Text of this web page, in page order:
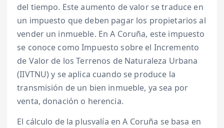
del tiempo. Este aumento de valor se traduce en
un impuesto que deben pagar los propietarios al
vender un inmueble. En A Coruña, este impuesto
se conoce como Impuesto sobre el Incremento
de Valor de los Terrenos de Naturaleza Urbana
(IIVTNU) y se aplica cuando se produce la
transmisión de un bien inmueble, ya sea por
venta, donación o herencia.
El cálculo de la plusvalía en A Coruña se basa en